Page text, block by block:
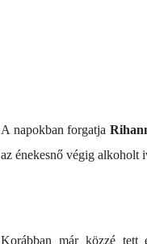
A napokban forgatja
az énekesnő végig alkoholt
Korábban már közzé tett